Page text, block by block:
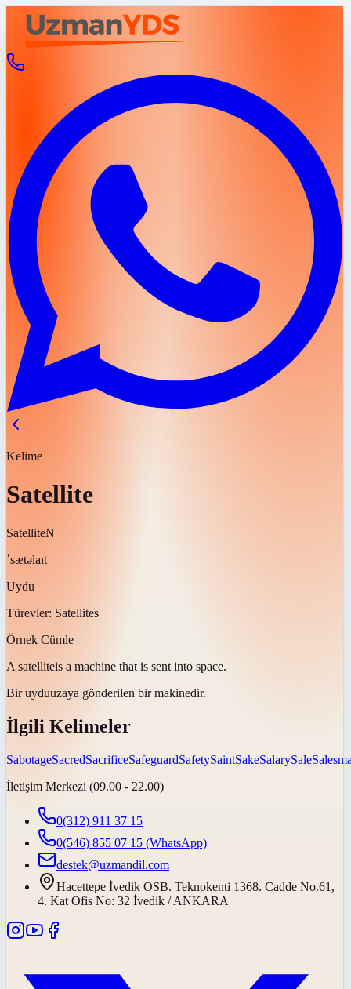
Kelime
Satellite
SatelliteN
ˈsætəlaɪt
Uydu
Türevler: Satellites
Örnek Cümle
A satelliteis a machine that is sent into space.
Bir uyduuzaya gönderilen bir makinedir.
İlgili Kelimeler
SabotageSacredSacrificeSafeguardSafetySaintSakeSalarySale
İletişim Merkezi (09.00 - 22.00)
0(312) 911 37 15
0(546) 855 07 15 (WhatsApp)
destek@uzmandil.com
Hacettepe İvedik OSB. Teknokenti 1368. Cadde No.61,
4. Kat Ofis No: 32 İvedik / ANKARA